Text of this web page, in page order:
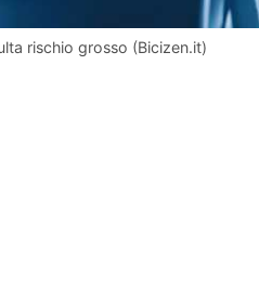
rischio grosso (Bicizen.it)